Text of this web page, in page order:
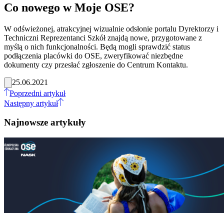
Co nowego w Moje OSE?
W odświeżonej, atrakcyjnej wizualnie odsłonie portalu Dyrektorzy i
Techniczni Reprezentanci Szkół znajdą nowe, przygotowane z
myślą o nich funkcjonalności. Będą mogli sprawdzić status
podłączenia placówki do OSE, zweryfikować niezbędne
dokumenty czy przesłać zgłoszenie do Centrum Kontaktu.
25.06.2021
Poprzedni artykuł
Następny artykuł
Najnowsze artykuły